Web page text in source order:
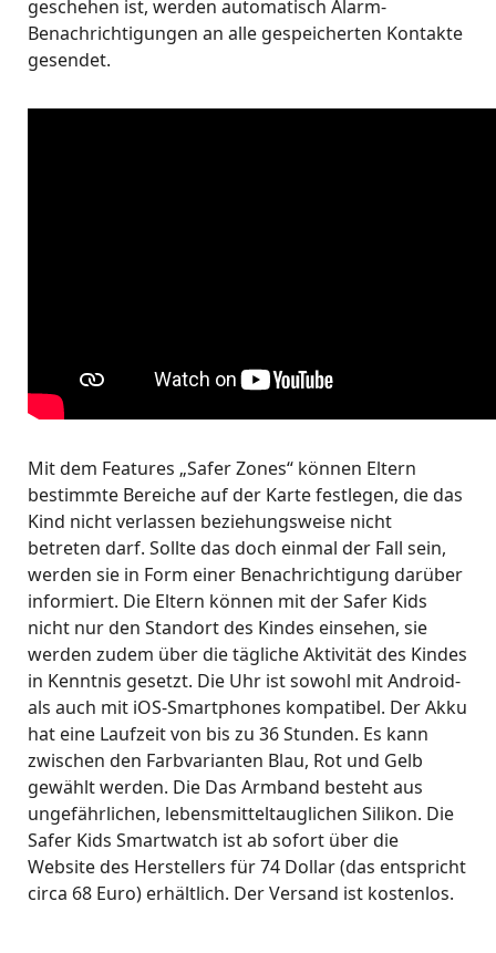
geschehen ist, werden automatisch Alarm-
Benachrichtigungen an alle gespeicherten Kontakte
gesendet.
Mit dem Features „Safer Zones“ können Eltern
bestimmte Bereiche auf der Karte festlegen, die das
Kind nicht verlassen beziehungsweise nicht
betreten darf. Sollte das doch einmal der Fall sein,
werden sie in Form einer Benachrichtigung darüber
informiert. Die Eltern können mit der Safer Kids
nicht nur den Standort des Kindes einsehen, sie
werden zudem über die tägliche Aktivität des Kindes
in Kenntnis gesetzt. Die Uhr ist sowohl mit Android-
als auch mit iOS-Smartphones kompatibel. Der Akku
hat eine Laufzeit von bis zu 36 Stunden. Es kann
zwischen den Farbvarianten Blau, Rot und Gelb
gewählt werden. Die Das Armband besteht aus
ungefährlichen, lebensmitteltauglichen Silikon. Die
Safer Kids Smartwatch ist ab sofort über die
Website des Herstellers für 74 Dollar (das entspricht
circa 68 Euro) erhältlich. Der Versand ist kostenlos.